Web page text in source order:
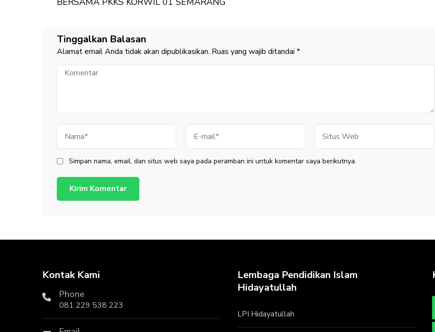
Tinggalkan Balasan
Alamat email Anda tidak akan dipublikasikan. Ruas yang wajib ditandai *
Komentar
mail
Web
Simpan nama, email, dan situs web saya pada peramban ini untuk komentar saya berikutnya.
Kontak Kami
Phone
081 229 538 223
Lembaga Pendidikan Islam
Hidayatullah
LPI Hidayatullah